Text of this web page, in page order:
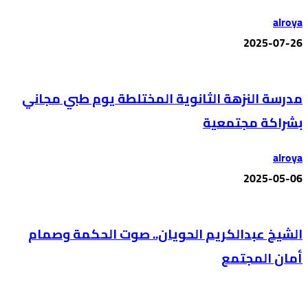
alroya
2025-07-26
مدرسة النزهة الثانوية المختلطة يوم طبي مجاني
بشراكة مجتمعية
alroya
2025-05-06
الشيخ عبدالكريم الحويان.. صوت الحكمة وصمام
أمان المجتمع